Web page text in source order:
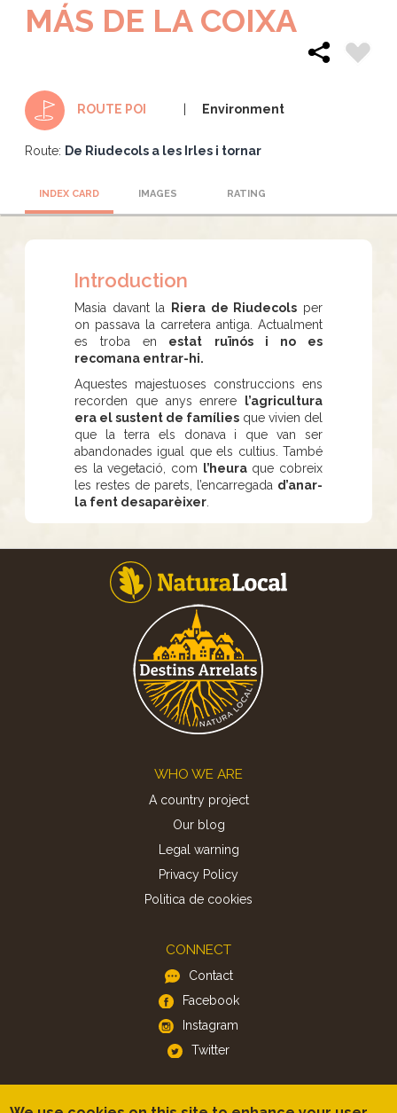
MÁS DE LA COIXA
ROUTE POI Environment
Route: De Riudecols a les Irles i tornar
INDEX CARD IMAGES RATING
Introduction
Masia davant la Riera de Riudecols per
on passava la carretera antiga. Actualment
es troba en estat ruïnós i no es
recomana entrar-hi.
Aquestes majestuoses construccions ens
recorden que anys enrere
l’agricultura
era el sustent de famílies que vivien del
que la terra els donava i que van ser
abandonades igual que els cultius. També
es la vegetació, com
l’heuraque cobreix
les restes de parets, l’encarregada d’anar-
la fent desaparèixer
WHO WE ARE
A country project
Our blog
Legal warning
Privacy Policy
Politica de cookies
CONNECT
Contact
Facebook
Instagram
Twitter